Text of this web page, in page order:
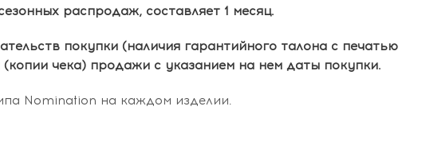
распродаж, составляет 1 месяц.
покупки (наличия гарантийного талона с печатью
чека) продажи с указанием на нем даты покупки.
Nomination на каждом изделии.